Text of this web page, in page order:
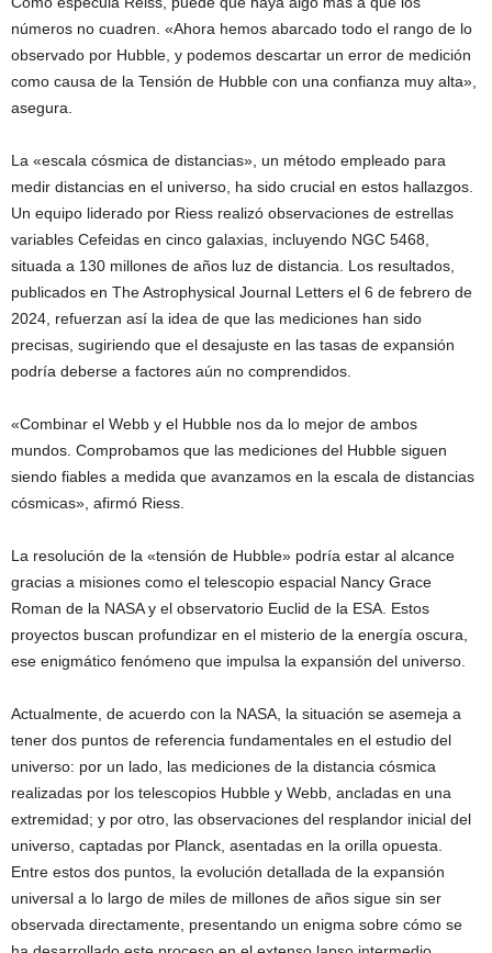
números no cuadren. «Ahora hemos abarcado todo el rango de lo
observado por Hubble, y podemos descartar un error de medición
como causa de la Tensión de Hubble con una confianza muy alta»,
asegura.
La «escala cósmica de distancias», un método empleado para
medir distancias en el universo, ha sido crucial en estos hallazgos.
Un equipo liderado por Riess realizó observaciones de estrellas
variables Cefeidas en cinco galaxias, incluyendo NGC 5468,
situada a 130 millones de años luz de distancia. Los resultados,
publicados en The Astrophysical Journal Letters el 6 de febrero de
2024, refuerzan así la idea de que las mediciones han sido
precisas, sugiriendo que el desajuste en las tasas de expansión
podría deberse a factores aún no comprendidos.
«Combinar el Webb y el Hubble nos da lo mejor de ambos
mundos. Comprobamos que las mediciones del Hubble siguen
siendo fiables a medida que avanzamos en la escala de distancias
cósmicas», afirmó Riess.
La resolución de la «tensión de Hubble» podría estar al alcance
gracias a misiones como el telescopio espacial Nancy Grace
Roman de la NASA y el observatorio Euclid de la ESA. Estos
proyectos buscan profundizar en el misterio de la energía oscura,
ese enigmático fenómeno que impulsa la expansión del universo.
Actualmente, de acuerdo con la NASA, la situación se asemeja a
tener dos puntos de referencia fundamentales en el estudio del
universo: por un lado, las mediciones de la distancia cósmica
realizadas por los telescopios Hubble y Webb, ancladas en una
extremidad; y por otro, las observaciones del resplandor inicial del
universo, captadas por Planck, asentadas en la orilla opuesta.
Entre estos dos puntos, la evolución detallada de la expansión
universal a lo largo de miles de millones de años sigue sin ser
observada directamente, presentando un enigma sobre cómo se